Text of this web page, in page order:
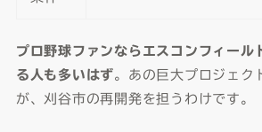
プロ野球ファンならエスコンフィール
る人も多いはず 。あの巨大プロジェク
が、刈谷市の再開発を担うわけです。